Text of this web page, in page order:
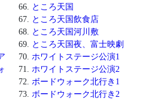
ところ天国
ところ天国飲食店
ところ天国河川敷
ところ天国夜、富士映劇
ホワイトステージ公演1
ホワイトステージ公演2
ボードウォーク北行き1
ボードウォーク北行き2